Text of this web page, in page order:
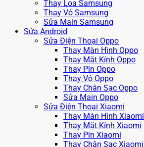
Thay Loa Samsung
Thay Vỏ Samsung
Sửa Main Samsung
Sửa Android
Sửa Điện Thoại Oppo
Thay Màn Hình Oppo
Thay Mặt Kính Oppo
Thay Pin Oppo
Thay Vỏ Oppo
Thay Chân Sạc Oppo
Sửa Main Oppo
Sửa Điện Thoại Xiaomi
Thay Màn Hình Xiaomi
Thay Mặt Kính Xiaomi
Thay Pin Xiaomi
Thay Chân Sạc Xiaomi